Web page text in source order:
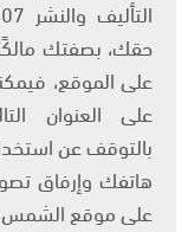
حقك، بصفتك
على الموقع،
بالتوقف عن
هاتفك وإرفاق
على موقع